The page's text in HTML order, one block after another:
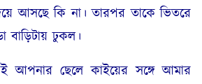
আসছে কি না। তারপর তাকে ভিতরে
বাড়িটায় ঢুকল।
ছেলে কাইয়ের সঙ্গে আমার